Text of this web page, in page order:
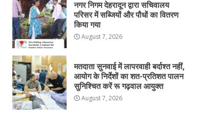
नगर निगम देहरादून द्वारा सचिवालय
परिसर में सब्जियों और पौधों का वितरण
किया गया
August 7, 2026
मतदाता सुनवाई में लापरवाही बर्दाश्त नहीं,
आयोग के निर्देशों का शत-प्रतिशत पालन
सुनिश्चित करें रू गढ़वाल आयुक्त
August 7, 2026